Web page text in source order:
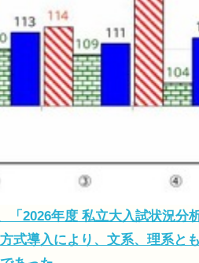
2026年度 私立大入試状況分
式導入により、文系、理系と